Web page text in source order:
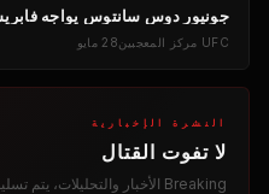
جونيور دوس سانتوس يواجه
UFC مركز المعجبين28 مايو
النشرة الإخبارية
لا تفوت القتال
Breaking الأخبار والتحليلات، يتم